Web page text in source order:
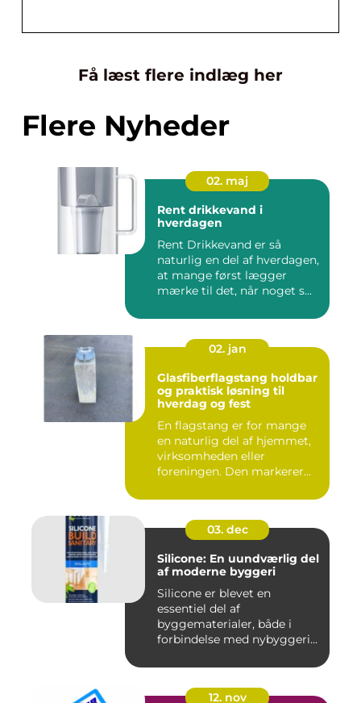
Få læst flere indlæg her
Flere Nyheder
02. maj
Rent drikkevand i
hverdagen
Rent Drikkevand er så
naturlig en del af hverdagen,
at mange først lægger
mærke til det, når noget s...
02. jan
Glasfiberflagstang holdbar
og praktisk løsning til
hverdag og fest
En flagstang er for mange
en naturlig del af hjemmet,
virksomheden eller
foreningen. Den markerer
03. dec
Silicone: En uundværlig del
af moderne byggeri
Silicone er blevet en
essentiel del af
byggematerialer, både i
forbindelse med nybyggeri
12. nov